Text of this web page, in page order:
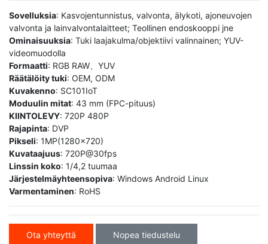
Sovelluksia: Kasvojentunnistus, valvonta, älykoti, ajoneuvojen
valvonta ja lainvalvontalaitteet; Teollinen endoskooppi jne
Ominaisuuksia: Tuki laajakulma/objektiivi valinnainen; YUV-
videomuodolla
Formaatti: RGB RAW、YUV
Räätälöity tuki: OEM, ODM
Kuvakenno: SC101IoT
Moduulin mitat: 43 mm (FPC-pituus)
KIINTOLEVY: 720P 480P
Rajapinta: DVP
Pikseli: 1MP(1280x720)
Kuvataajuus: 720P@30fps
Linssin koko: 1/4,2 tuumaa
Järjestelmäyhteensopiva: Windows Android Linux
Varmentaminen: RoHS
Ota yhteyttä Nopea tiedustelu